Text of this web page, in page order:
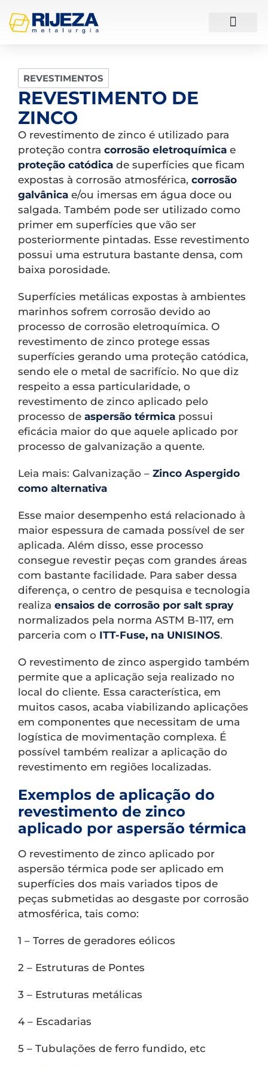
REVESTIMENTOS
REVESTIMENTO DE
ZINCO
O revestimento de zinco é utilizado para
proteção contra corrosão eletroquímica e
proteção catódica de superfícies que ficam
expostas à corrosão atmosférica, corrosão
galvânica e/ou imersas em água doce ou
salgada. Também pode ser utilizado como
primer em superfícies que vão ser
posteriormente pintadas. Esse revestimento
possui uma estrutura bastante densa, com
baixa porosidade.
Superfícies metálicas expostas à ambientes
marinhos sofrem corrosão devido ao
processo de corrosão eletroquímica. O
revestimento de zinco protege essas
superfícies gerando uma proteção catódica,
sendo ele o metal de sacrifício. No que diz
respeito a essa particularidade, o
revestimento de zinco aplicado pelo
processo de aspersão térmica possui
eficácia maior do que aquele aplicado por
processo de galvanização a quente.
Leia mais: Galvanização – Zinco Aspergido
como alternativa
Esse maior desempenho está relacionado à
maior espessura de camada possível de ser
aplicada. Além disso, esse processo
consegue revestir peças com grandes áreas
com bastante facilidade. Para saber dessa
diferença, o centro de pesquisa e tecnologia
realiza ensaios de corrosão por salt spray
normalizados pela norma ASTM B-117, em
parceria com o ITT-Fuse, na UNISINOS.
O revestimento de zinco aspergido também
permite que a aplicação seja realizado no
local do cliente. Essa característica, em
muitos casos, acaba viabilizando aplicações
em componentes que necessitam de uma
logística de movimentação complexa. É
possível também realizar a aplicação do
revestimento em regiões localizadas.
Exemplos de aplicação do
revestimento de zinco
aplicado por aspersão térmica
O revestimento de zinco aplicado por
aspersão térmica pode ser aplicado em
superfícies dos mais variados tipos de
peças submetidas ao desgaste por corrosão
atmosférica, tais como:
1 – Torres de geradores eólicos
2 – Estruturas de Pontes
3 – Estruturas metálicas
4 – Escadarias
5 – Tubulações de ferro fundido, etc